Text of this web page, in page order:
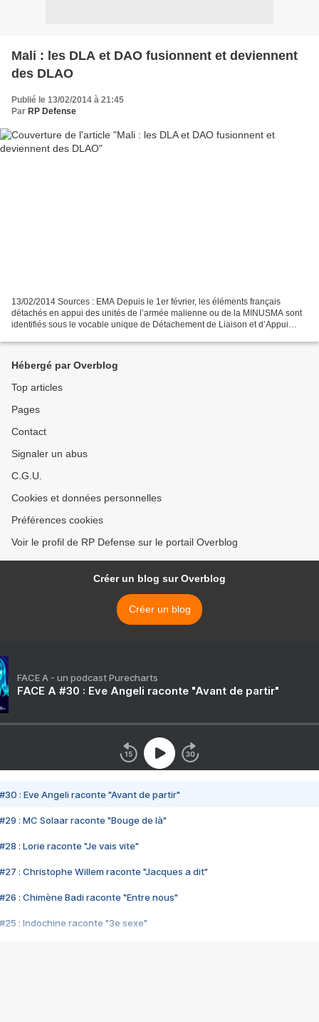
Mali : les DLA et DAO fusionnent et deviennent
des DLAO
Publié le 13/02/2014 à 21:45
Par RP Defense
13/02/2014 Sources : EMA Depuis le 1er février, les éléments français
détachés en appui des unités de l’armée malienne ou de la MINUSMA sont
identifiés sous le vocable unique de Détachement de Liaison et d’Appui
Hébergé par Overblog
Top articles
Pages
Contact
Signaler un abus
C.G.U.
Cookies et données personnelles
Préférences cookies
Voir le profil de RP Defense sur le portail Overblog
Créer un blog sur Overblog
Créer un blog
FACE A - un podcast Purecharts
FACE A #30 : Eve Angeli raconte "Avant de partir"
#30 : Eve Angeli raconte "Avant de partir"
#29 : MC Solaar raconte "Bouge de là"
#28 : Lorie raconte "Je vais vite"
#27 : Christophe Willem raconte "Jacques a dit"
#26 : Chimène Badi raconte "Entre nous"
#25 : Indochine raconte "3e sexe"